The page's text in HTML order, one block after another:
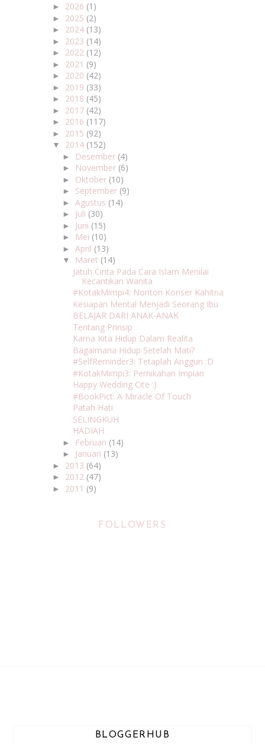
► 2026 (1)
► 2025 (2)
► 2024 (13)
► 2023 (14)
► 2022 (12)
► 2021 (9)
► 2020 (42)
► 2019 (33)
► 2018 (45)
► 2017 (42)
► 2016 (117)
► 2015 (92)
▼ 2014 (152)
► Desember (4)
► November (6)
► Oktober (10)
► September (9)
►Agustus (14)
► Juli (30)
► Juni (15)
► Mei (10)
►April (13)
▼ Maret (14)
Jatuh Cinta Pada Cara Islam Menilai
Kecantikan Wanita
#KotakMimpi4: Nonton Konser Kahitna
Kesiapan Mental Menjadi Seorang Ibu
BELAJAR DARI ANAK-ANAK
Tentang Prinsip
Karna Kita Hidup Dalam Realita
Bagaimana Hidup Setelah Mati?
#SelfReminder3: Tetaplah Anggun :D
#KotakMimpi3: Pernikahan Impian
Happy Wedding Cite :)
#BookPict: A Miracle Of Touch
Patah Hati
SELINGKUH
HADIAH
► Februari (14)
► Januari (13)
► 2013 (64)
► 2012 (47)
► 2011 (9)
FOLLOWERS
BLOGGERHUB